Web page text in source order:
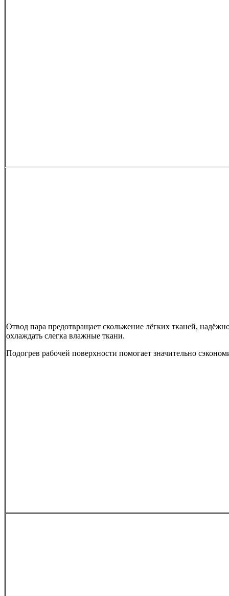
Отвод пара предотвращает скольжение лёгких тканей,
охлаждать слегка влажные ткани.
Подогрев рабочей поверхности помогает значительно